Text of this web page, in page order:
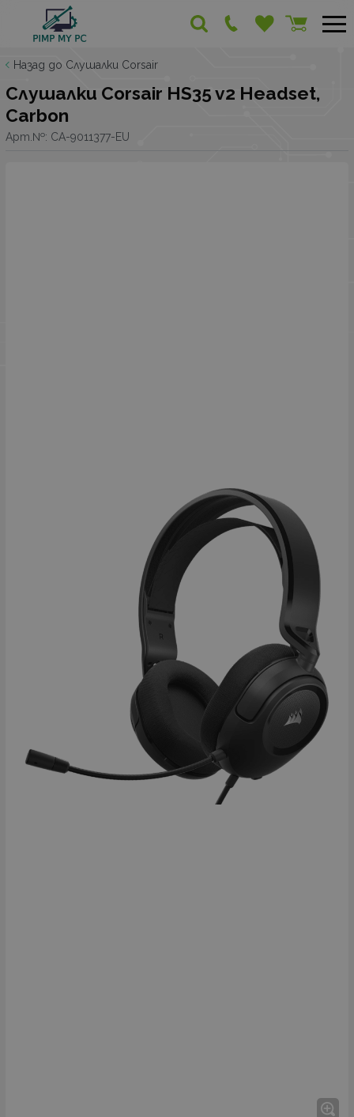
Назад до Слушалки Corsair
Слушалки Corsair HS35 v2 Headset,
Carbon
Арт.№: CA-9011377-EU